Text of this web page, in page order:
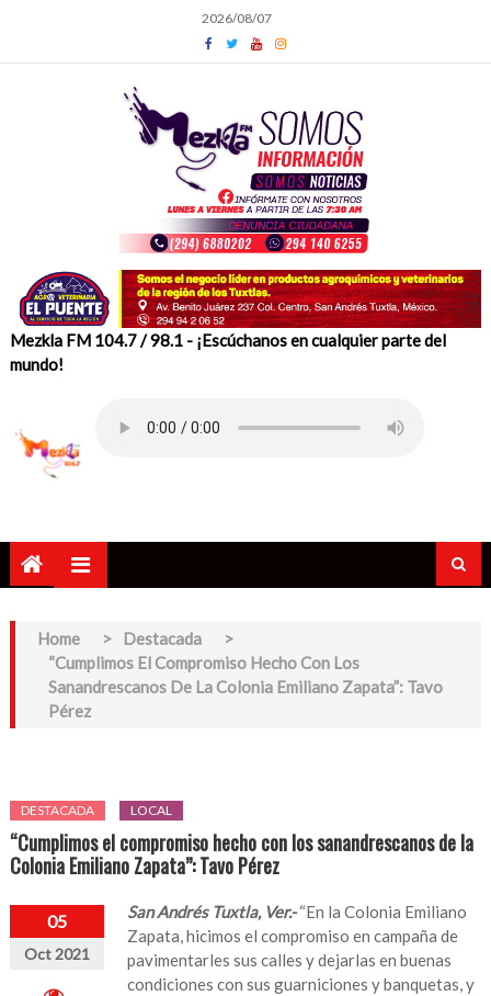
content
2026/08/07
Mezkla FM 104.7 / 98.1 - ¡Escúchanos en cualquier parte del
mundo!
Home > Destacada
>
“Cumplimos El Compromiso Hecho Con Los
Sanandrescanos De La Colonia Emiliano Zapata”: Tavo
Pérez
DESTACADA LOCAL
“Cumplimos el compromiso hecho con los sanandrescanos de la
Colonia Emiliano Zapata”: Tavo Pérez
05
Oct 2021
San Andrés Tuxtla, Ver.-“En la Colonia Emiliano
Zapata, hicimos el compromiso en campaña de
pavimentarles sus calles y dejarlas en buenas
condiciones con sus guarniciones y banquetas, y